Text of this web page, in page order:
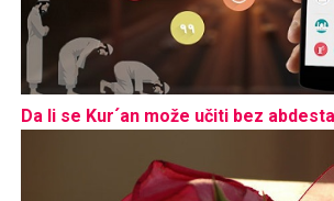
Da li se Kur´an može učiti bez